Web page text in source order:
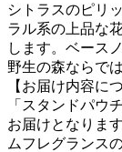
シトラスのピリ
ラル系の上品な
します。ベース
野生の森ならで
【お届け内容に
「スタンドパウ
お届けとなりま
ムフレグランス